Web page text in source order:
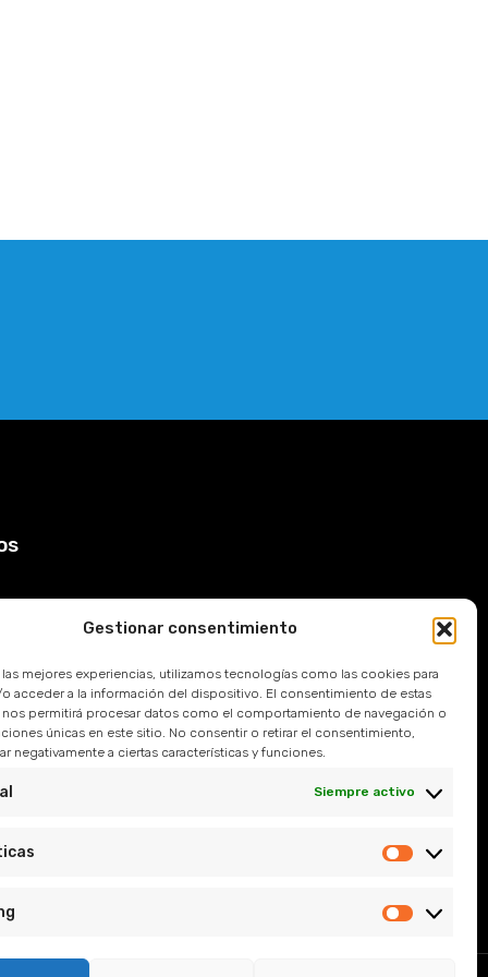
Gestionar consentimiento
las mejores experiencias, utilizamos tecnologías como las cookies para
o acceder a la información del dispositivo. El consentimiento de estas
permitirá procesar datos como el comportamiento de navegación o
únicas en este sitio. No consentir o retirar el consentimiento,
negativamente a ciertas características y funciones.
Siempre activo
Frecuentes
Privacidad